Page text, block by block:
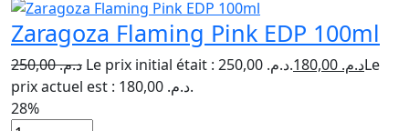
Zaragoza Flaming Pink EDP 100ml
د.م.250,00 Le prix initial était : د.م. 250,00. د.م.Le
prix actuel est : د.م. 180,00.
28%